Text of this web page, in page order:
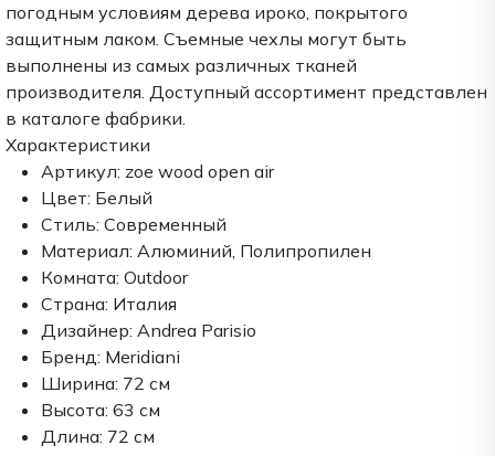
погодным условиям дерева ироко, покрытого
защитным лаком. Съемные чехлы могут быть
выполнены из самых различных тканей
производителя. Доступный ассортимент представлен
в каталоге фабрики.
Характеристики
Артикул: zoe wood open air
Цвет: Белый
Стиль: Современный
Материал: Алюминий, Полипропилен
Комната: Outdoor
Страна: Италия
Дизайнер: Andrea Parisio
Бренд: Meridiani
Ширина: 72 см
Высота: 63 см
Длина: 72 см